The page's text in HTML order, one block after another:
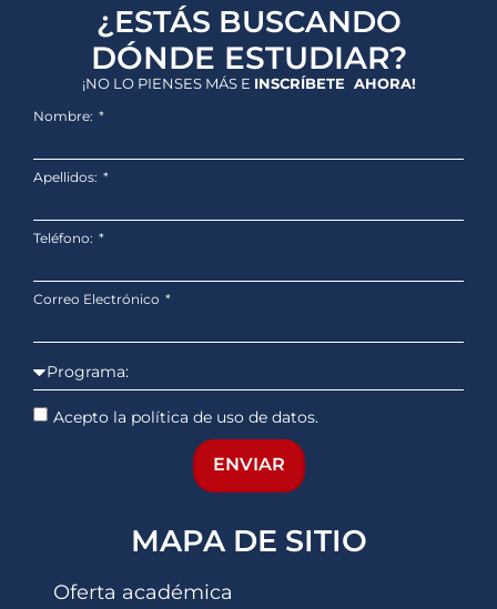
¿ESTÁS BUSCANDO
DÓNDE ESTUDIAR?
¡NO LO PIENSES MÁS E INSCRÍBETE AHORA!
Nombre:
Apellidos:
Teléfono:
Correo Electrónico
Acepto la política de uso de datos.
ENVIAR
MAPA DE SITIO
Oferta académica